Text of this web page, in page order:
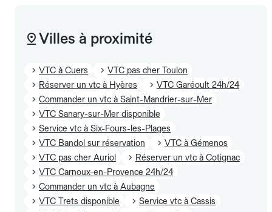
Villes à proximité
VTC à Cuers
VTC pas cher Toulon
Réserver un vtc à Hyères
VTC Garéoult 24h/24
Commander un vtc à Saint-Mandrier-sur-Mer
VTC Sanary-sur-Mer disponible
Service vtc à Six-Fours-les-Plages
VTC Bandol sur réservation
VTC à Gémenos
VTC pas cher Auriol
Réserver un vtc à Cotignac
VTC Carnoux-en-Provence 24h/24
Commander un vtc à Aubagne
VTC Trets disponible
Service vtc à Cassis